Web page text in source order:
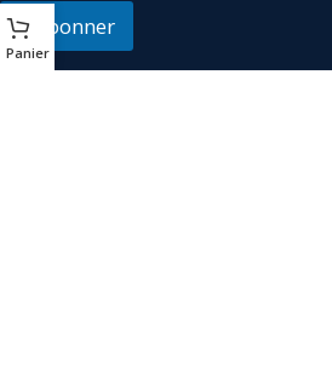
S'abonner
Panier